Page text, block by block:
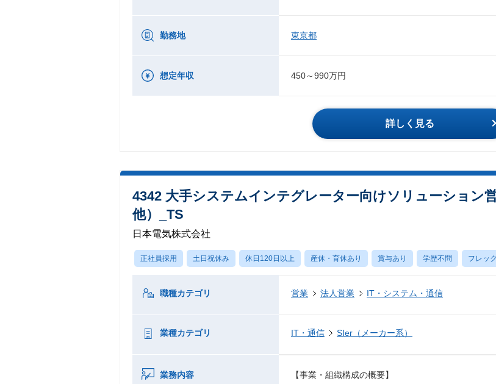
勤務地 東京都
想定年収 450～990万円
詳しく見る
4342 大手システムインテグレーター向けソリューション
他）_TS
日本電気株式会社
正社員採用 土日祝休み 休日120日以上 産休・育休あり 賞与あり 学歴不問 フレッ
職種カテゴリ 営業 法人営業 IT・システム・通信
業種カテゴリ IT・通信 SIer（メーカー系）
業務内容
【事業・組織構成の概要】